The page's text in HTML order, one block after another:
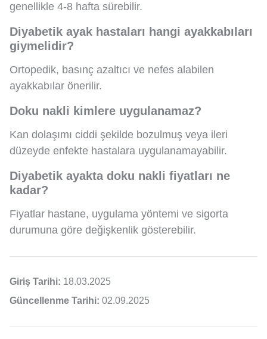
genellikle 4-8 hafta sürebilir.
Diyabetik ayak hastaları hangi ayakkabıları
giymelidir?
Ortopedik, basınç azaltıcı ve nefes alabilen
ayakkabılar önerilir.
Doku nakli kimlere uygulanamaz?
Kan dolaşımı ciddi şekilde bozulmuş veya ileri
düzeyde enfekte hastalara uygulanamayabilir.
Diyabetik ayakta doku nakli fiyatları ne
kadar?
Fiyatlar hastane, uygulama yöntemi ve sigorta
durumuna göre değişkenlik gösterebilir.
Giriş Tarihi: 18.03.2025
Güncellenme Tarihi: 02.09.2025